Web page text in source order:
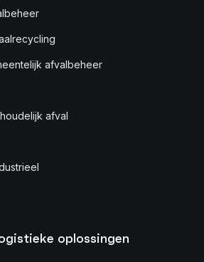
afvalbeheer
afval
oplossingen